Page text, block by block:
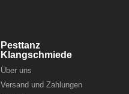
Pesttanz
Klangschmiede
Über uns
Versand und Zahlungen